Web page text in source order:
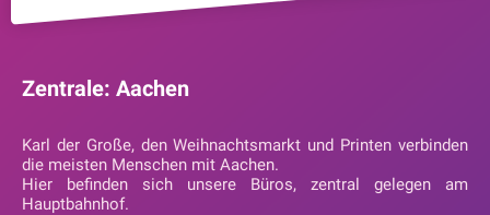
Zentrale: Aachen
Karl der Große, den Weihnachtsmarkt und Printen verbinden
die meisten Menschen mit Aachen.
Hier befinden sich unsere Büros, zentral gelegen am
Hauptbahnhof.